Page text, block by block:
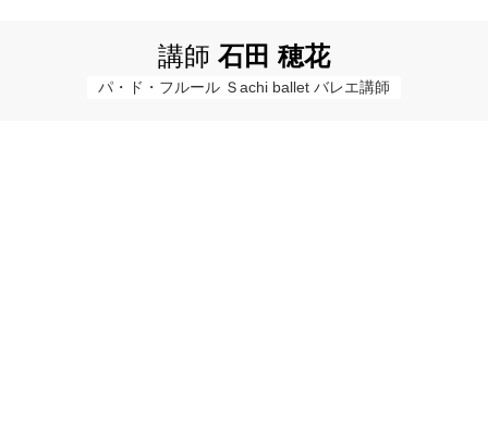
講師 石田 穂花
パ・ド・フルール Ｓachi ballet バレエ講師